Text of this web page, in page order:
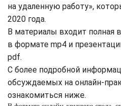
на удаленную работу»,
2020 года.
В материалы входит полная
в формате mp4 и
pdf.
С более подробной
обсуждаемых на онлайн-
ознакомиться ниже.